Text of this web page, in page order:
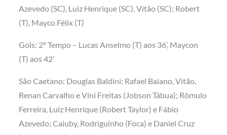
Azevedo (SC), Luiz Henrique (SC), Vitão (SC); Robert
(T), Mayco Félix (T)
Gols: 2º Tempo – Lucas Anselmo (T) aos 36’, Maycon
(T) aos 42’
São Caetano: Douglas Baldini; Rafael Baiano, Vitão,
Renan Carvalho e Vini Freitas (Jobson Tábua); Rômulo
Ferreira, Luiz Henrique (Robert Taylor) e Fábio
Azevedo; Caiuby, Rodriguinho (Foca) e Daniel Cruz